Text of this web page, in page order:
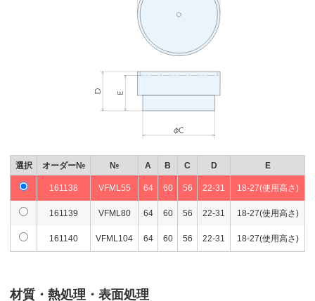
選択 オーダー№ № A B C D E
161138 VFML55 64 60 56 22-31 18-27(使用高さ)
161139 VFML80 64 60 56 22-31 18-27(使用高さ)
161140 VFML104 64 60 56 22-31 18-27(使用高さ)
材質・熱処理・表面処理